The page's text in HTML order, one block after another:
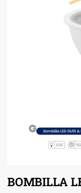
BOMBILLA